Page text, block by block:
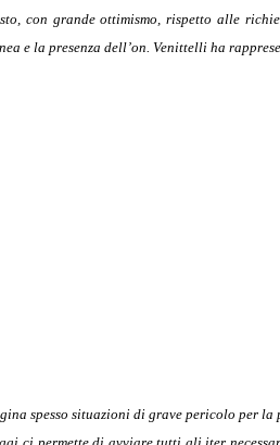
con grande ottimismo, rispetto alle
e la presenza dell’on. Venittelli ha
spesso situazioni di grave pericolo